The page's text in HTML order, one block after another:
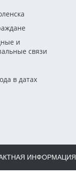
и
связи
в датах
ИНФОРМАЦИЯ